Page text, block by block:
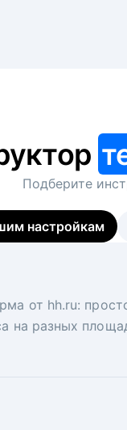
Подберите
настройкам
от hh.ru:
на разных
вакансий на
ключ. Решите,